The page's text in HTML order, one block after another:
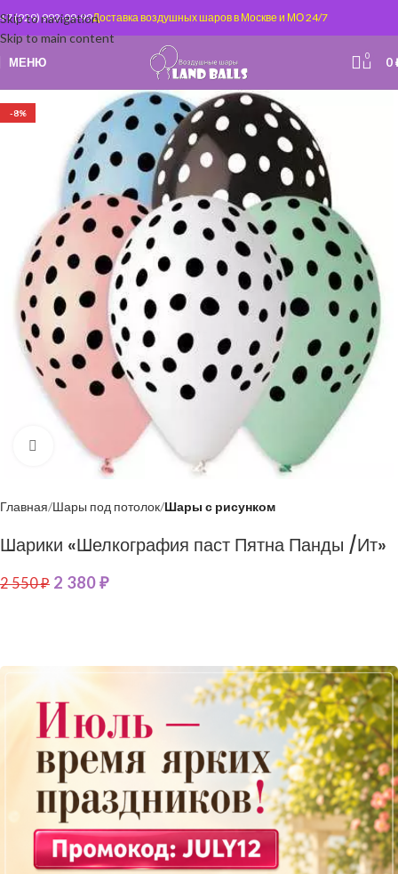
Skip to navigation
Skip to main content
+7 (929) 992-09-99Доставка воздушных шаров в Москве и МО 24/7
МЕНЮ 0 0
-8%
Нажмите, чтобы увеличить
Главная Шары под потолок Шары с рисунком
Шарики «Шелкография паст Пятна Панды /Ит»
2 550₽ 2 380₽